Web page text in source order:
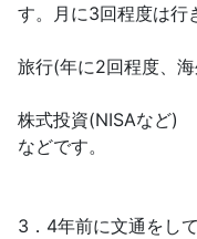
す。月に3回程度は行
旅行(年に2回程度、
株式投資(NISAなど)
などです。
3．4年前に文通をし